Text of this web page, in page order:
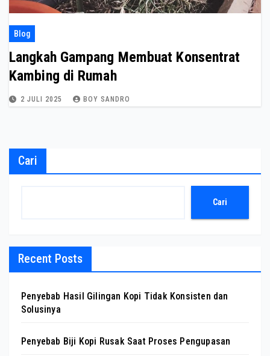
Blog
Langkah Gampang Membuat Konsentrat
Kambing di Rumah
2 JULI 2025 BOY SANDRO
Cari
Cari
Recent Posts
Penyebab Hasil Gilingan Kopi Tidak Konsisten dan
Solusinya
Penyebab Biji Kopi Rusak Saat Proses Pengupasan